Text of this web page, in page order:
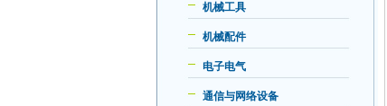
机械工具
机械配件
电子电气
通信与网络设备